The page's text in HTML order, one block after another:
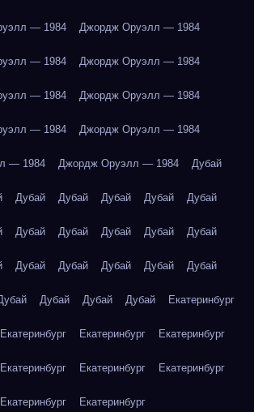
— 1984 Джордж Оруэлл — 1984
— 1984 Джордж Оруэлл — 1984
— 1984 Джордж Оруэлл — 1984
— 1984 Джордж Оруэлл — 1984
— 1984 Джордж Оруэлл — 1984 Дубай
Дубай Дубай Дубай Дубай Дубай
Дубай Дубай Дубай Дубай Дубай
Дубай Дубай Дубай Дубай Дубай
Дубай Дубай Дубай Екатеринбург
Екатеринбург Екатеринбург Екатеринбург
Екатеринбург Екатеринбург Екатеринбург
Екатеринбург Екатеринбург